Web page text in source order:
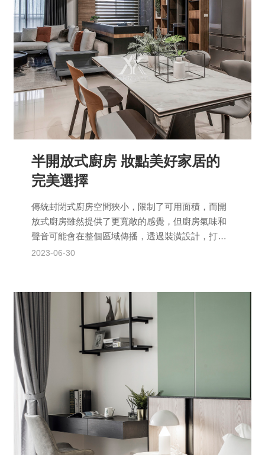
半開放式廚房 妝點美好家居的
完美選擇
傳統封閉式廚房空間狹小，限制了可用面積，而開
放式廚房雖然提供了更寬敞的感覺，但廚房氣味和
聲音可能會在整個區域傳播，透過裝潢設計，打造
半開放式廚房，可以創造出許多貼心的機能。 半開
2023-06-30